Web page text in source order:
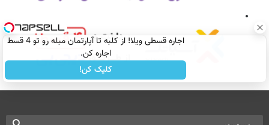
اجاره‌ قسطی ویلا! از کلبه تا آپارتمان مبله رو تو 4 قسط
اجاره کن.
کلیک کن!